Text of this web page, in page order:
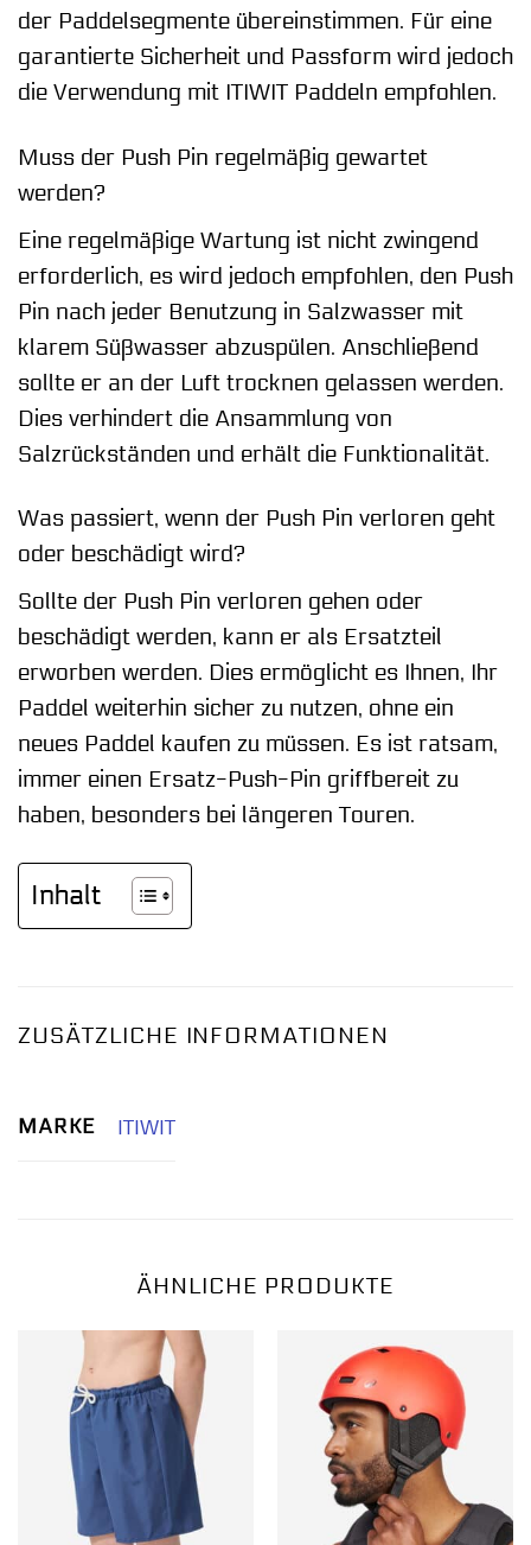
der Paddelsegmente übereinstimmen. Für eine
garantierte Sicherheit und Passform wird jedoch
die Verwendung mit ITIWIT Paddeln empfohlen.
Muss der Push Pin regelmäßig gewartet
werden?
Eine regelmäßige Wartung ist nicht zwingend
erforderlich, es wird jedoch empfohlen, den Push
Pin nach jeder Benutzung in Salzwasser mit
klarem Süßwasser abzuspülen. Anschließend
sollte er an der Luft trocknen gelassen werden.
Dies verhindert die Ansammlung von
Salzrückständen und erhält die Funktionalität.
Was passiert, wenn der Push Pin verloren geht
oder beschädigt wird?
Sollte der Push Pin verloren gehen oder
beschädigt werden, kann er als Ersatzteil
erworben werden. Dies ermöglicht es Ihnen, Ihr
Paddel weiterhin sicher zu nutzen, ohne ein
neues Paddel kaufen zu müssen. Es ist ratsam,
immer einen Ersatz-Push-Pin griffbereit zu
haben, besonders bei längeren Touren.
Inhalt
ZUSÄTZLICHE INFORMATIONEN
MARKE ITIWIT
ÄHNLICHE PRODUKTE